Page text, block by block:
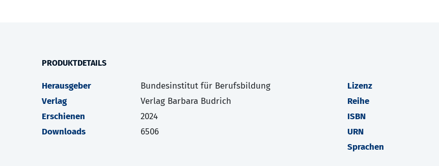
PRODUKTDETAILS
Herausgeber
Bundesinstitut für Berufsbildung
Verlag
Verlag Barbara Budrich
Erschienen
2024
Downloads
6506
Lizenz
Reihe
ISBN
URN
Sprachen